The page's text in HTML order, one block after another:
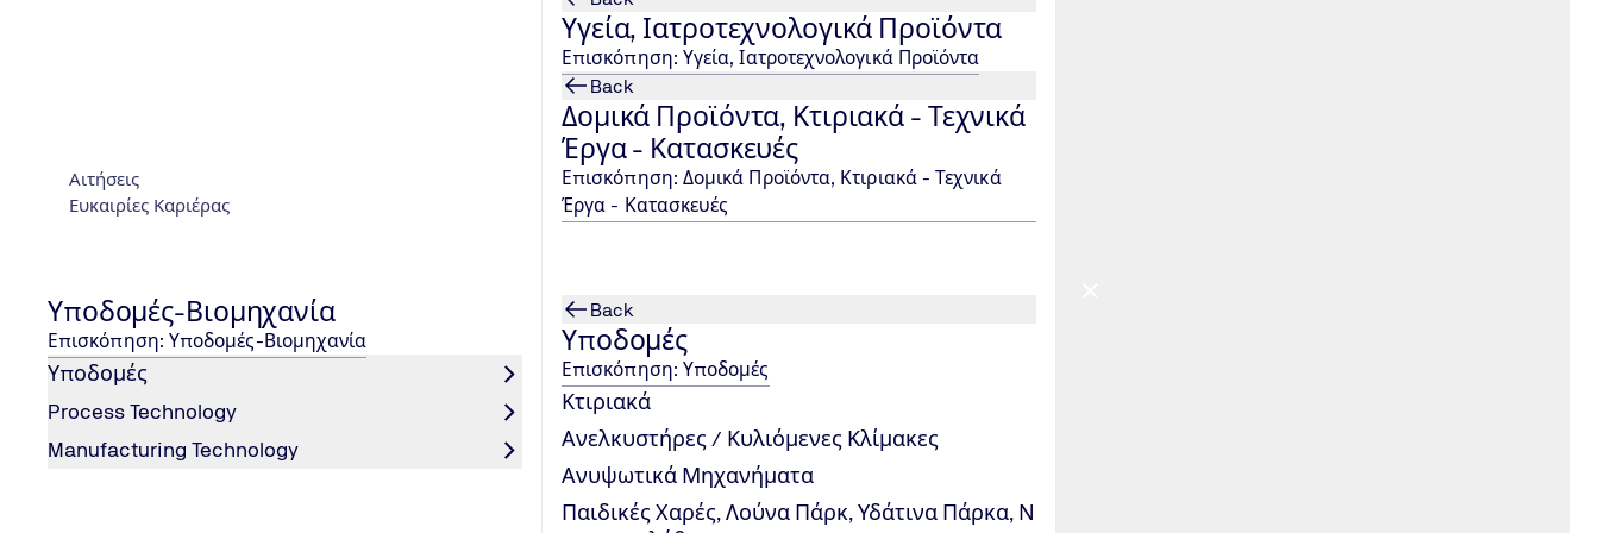
Αιτήσεις
Ευκαιρίες Καριέρας
Υγεία, Ιατροτεχνολογικά Προϊόντα
Επισκόπηση: Υγεία, Ιατροτεχνολογικά Προϊόντα
Back
Δομικά Προϊόντα, Κτιριακά - Τεχνικά
Έργα - Κατασκευές
Επισκόπηση: Δομικά Προϊόντα, Κτιριακά - Τεχνικά
Έργα - Κατασκευές
Υποδομές-Βιομηχανία
Επισκόπηση: Υποδομές-Βιομηχανία
Υποδομές
Process Technology
Manufacturing Technology
Back
Υποδομές
Επισκόπηση: Υποδομές
Κτιριακά
Ανελκυστήρες / Κυλιόμενες Κλίμακες
Ανυψωτικά Μηχανήματα
Παιδικές Χαρές, Λούνα Πάρκ, Υδάτινα Πάρκα, Ν
Στοιχεία Επικοινωνίας TÜV NORD Hellas
Tel.: +30 215 215